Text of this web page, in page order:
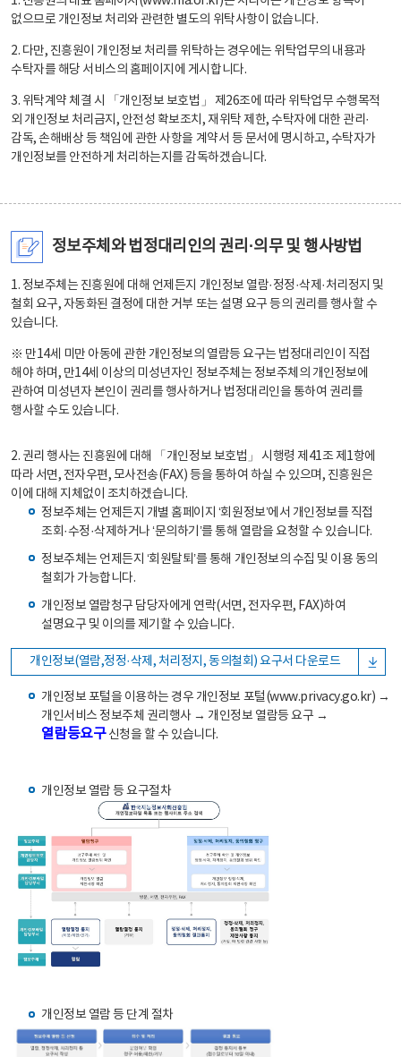
없으므로 개인정보 처리와 관련한 별도의 위탁사항이 없습니다.
2. 다만, 진흥원이 개인정보 처리를 위탁하는 경우에는 위탁업무의 내용과
수탁자를 해당 서비스의 홈페이지에 게시합니다.
3. 위탁계약 체결 시 「개인정보 보호법」 제26조에 따라 위탁업무 수행목적
외 개인정보 처리금지, 안전성 확보조치, 재위탁 제한, 수탁자에 대한 관리·
감독, 손해배상 등 책임에 관한 사항을 계약서 등 문서에 명시하고, 수탁자가
개인정보를 안전하게 처리하는지를 감독하겠습니다.
정보주체와 법정대리인의 권리·의무 및 행사방법
1. 정보주체는 진흥원에 대해 언제든지 개인정보 열람·정정·삭제·처리정지 및
철회 요구, 자동화된 결정에 대한 거부 또는 설명 요구 등의 권리를 행사할 수
있습니다.
※ 만14세 미만 아동에 관한 개인정보의 열람등 요구는 법정대리인이 직접
해야 하며, 만14세 이상의 미성년자인 정보주체는 정보주체의 개인정보에
관하여 미성년자 본인이 권리를 행사하거나 법정대리인을 통하여 권리를
행사할 수도 있습니다.
2. 권리 행사는 진흥원에 대해 「개인정보 보호법」 시행령 제41조 제1항에
따라 서면, 전자우편, 모사전송(FAX) 등을 통하여 하실 수 있으며, 진흥원은
이에 대해 지체없이 조치하겠습니다.
정보주체는 언제든지 개별 홈페이지 ‘회원정보’에서 개인정보를 직접
조회·수정·삭제하거나 ‘문의하기’를 통해 열람을 요청할 수 있습니다.
정보주체는 언제든지 ‘회원탈퇴’를 통해 개인정보의 수집 및 이용 동의
철회가 가능합니다.
개인정보 열람청구 담당자에게 연락(서면, 전자우편, FAX)하여
설명요구 및 이의를 제기할 수 있습니다.
개인정보(열람,정정·삭제, 처리정지, 동의철회) 요구서 다운로드
개인정보 포털을 이용하는 경우 개인정보 포털(www.privacy.go.kr) →
개인서비스 정보주체 권리행사 → 개인정보 열람등 요구 →
열람등요구신청을 할 수 있습니다.
개인정보 열람 등 요구절차
개인정보 열람 등 단계 절차